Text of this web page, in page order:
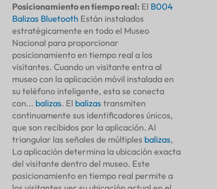
Posicionamiento en tiempo real: El B004
Balizas Bluetooth Están instalados
estratégicamente en todo el Museo
Nacional para proporcionar
posicionamiento en tiempo real a los
visitantes. Cuando un visitante entra al
museo con la aplicación móvil instalada en
su teléfono inteligente, esta se conecta
con... balizas. El balizas transmiten
continuamente sus identificadores únicos,
que son recibidos por la aplicación. Al
triangular las señales de múltiples balizas,
La aplicación determina la ubicación exacta
del visitante dentro del museo. Este
posicionamiento en tiempo real permite a